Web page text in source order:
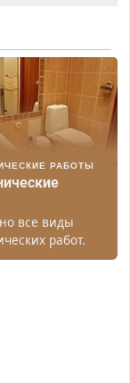
РАБОТЫ
все виды
работ.